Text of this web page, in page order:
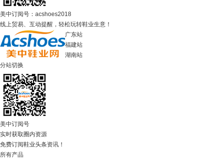
美中订阅号：acshoes2018
线上贸易、互动提醒，轻松玩转鞋业生意！
广东站
福建站
湖南站
分站切换
美中订阅号
实时获取圈内资源
免费订阅鞋业头条资讯！
所有产品